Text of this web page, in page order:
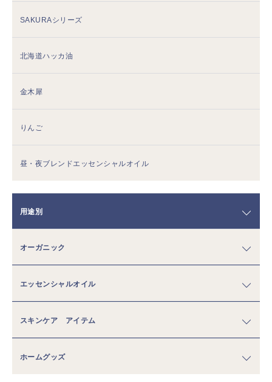
SAKURAシリーズ
北海道ハッカ油
金木犀
りんご
昼・夜ブレンドエッセンシャルオイル
用途別
オーガニック
エッセンシャルオイル
スキンケア アイテム
ホームグッズ